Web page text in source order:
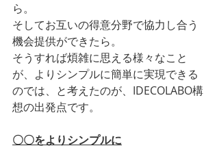
ら。
そしてお互いの得意分野で協力し合う
機会提供ができたら。
そうすれば煩雑に思える様々なこと
が、よりシンプルに簡単に実現できる
のでは、と考えたのが、IDECOLABO構
想の出発点です。
〇〇をよりシンプルに